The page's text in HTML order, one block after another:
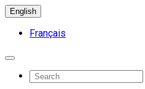
English
Français